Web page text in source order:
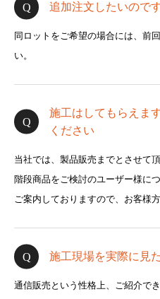
追加注文したいので
同ロットをご希望の場合には、前
い。
施工はしてもらえま
ください
当社では、製品販売までとさせて
階段商品をご検討のユーザー様に
ご案内しておりますので、お客様
施工現場を実際に見
通信販売という性格上、ご紹介で